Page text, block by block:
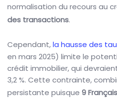
normalisation du recours au
des transactions.
Cependant,la hausse des
en mars 2025) limite le
crédit immobilier, qui
3,2 %. Cette contrainte,
persistante puisque 9